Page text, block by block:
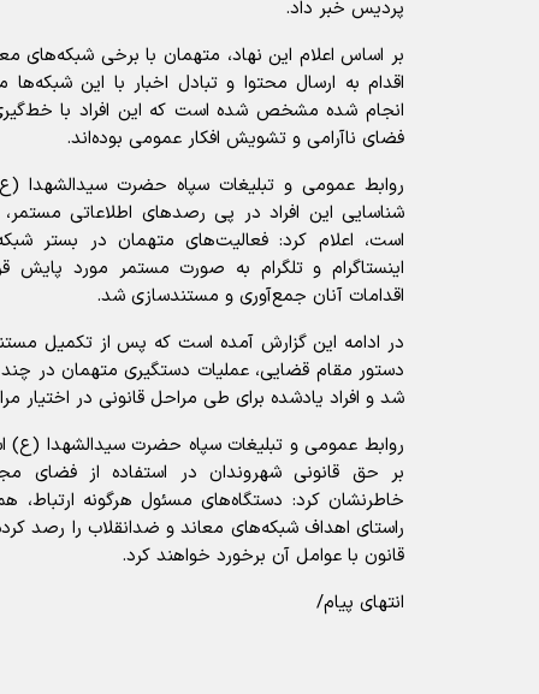
پردیس خبر داد.
بر اساس اعلام این نهاد، متهمان با برخی شبکه‌های
اقدام به ارسال محتوا و تبادل اخبار با این
انجام شده مشخص شده است که این افراد با
فضای ناآرامی و تشویش افکار عمومی بوده‌اند.
روابط عمومی و تبلیغات سپاه حضرت سیدالشهدا (ع)
شناسایی این افراد در پی رصد‌های اطلاعاتی
است، اعلام کرد: فعالیت‌های متهمان در بستر
اینستاگرام و تلگرام به صورت مستمر مورد پایش
اقدامات آنان جمع‌آوری و مستندسازی شد.
در ادامه این گزارش آمده است که پس از تکمیل
دستور مقام قضایی، عملیات دستگیری متهمان در
شد و افراد یادشده برای طی مراحل قانونی در اختیار
روابط عمومی و تبلیغات سپاه حضرت سیدالشهدا (ع)
بر حق قانونی شهروندان در استفاده از فضای
خاطرنشان کرد: دستگاه‌های مسئول هرگونه ارتباط،
راستای اهداف شبکه‌های معاند و ضدانقلاب را رصد
قانون با عوامل آن برخورد خواهند کرد.
انتهای پیام/